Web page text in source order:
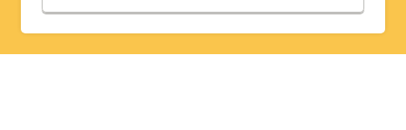
山形県
千葉県
福井県
京都府
島根県
福岡県